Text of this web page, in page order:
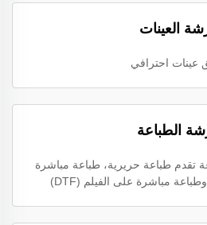
العينات
عينات احترافي
الطباعة
تقدم طباعة حريرية، طباعة مباشرة